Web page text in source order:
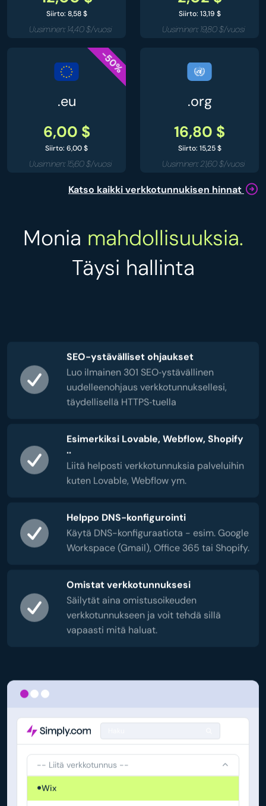
Siirto: 8,58 $
Uusiminen: 14,40 $/vuosi
Siirto: 13,19 $
Uusiminen: 19,80 $/vuosi
-50%
.eu
6,00 $
Siirto: 6,00 $
Uusiminen: 15,60 $/vuosi
.org
16,80 $
Siirto: 15,25 $
Uusiminen: 21,60 $/vuosi
Katso kaikki verkkotunnukisen hinnat
Monia mahdollisuuksia.
Täysi hallinta
SEO-ystävälliset ohjaukset
Luo ilmainen 301 SEO‑ystävällinen
uudelleenohjaus verkkotunnuksellesi,
täydellisellä HTTPS‑tuella
Esimerkiksi Lovable, Webflow, Shopify
..
Liitä helposti verkkotunnuksia palveluihin
kuten Lovable, Webflow ym.
Helppo DNS-konfigurointi
Käytä DNS-konfiguraatiota - esim. Google
Workspace (Gmail), Office 365 tai Shopify.
Omistat verkkotunnuksesi
Säilytät aina omistusoikeuden
verkkotunnukseen ja voit tehdä sillä
vapaasti mitä haluat.
-- Liitä verkkotunnus --
Wix